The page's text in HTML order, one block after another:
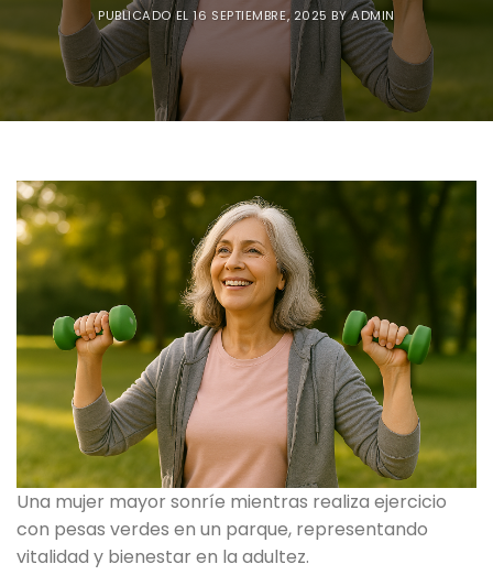
PUBLICADO EL16 SEPTIEMBRE, 2025 BYADMIN
Una mujer mayor sonríe mientras realiza ejercicio
con pesas verdes en un parque, representando
vitalidad y bienestar en la adultez.